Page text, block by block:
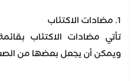
1. مضادات الاكتئاب
تأتي مضادات الاكتئاب
ويمكن أن يجعل بعضها من